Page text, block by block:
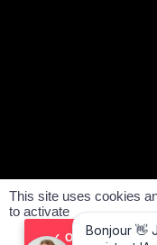
This site uses cookies
to activate
OK, ACCEPT